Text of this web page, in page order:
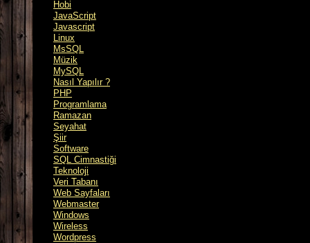
Hobi
JavaScript
Javascript
Linux
MsSQL
Müzik
MySQL
Nasıl Yapılır ?
PHP
Programlama
Ramazan
Seyahat
Şiir
Software
SQL Cimnastiği
Teknoloji
Veri Tabanı
Web Sayfaları
Webmaster
Windows
Wireless
Wordpress